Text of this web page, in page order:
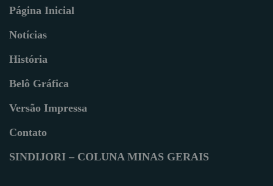
Página Inicial
Notícias
História
Belô Gráfica
Versão Impressa
Contato
SINDIJORI – COLUNA MINAS GERAIS